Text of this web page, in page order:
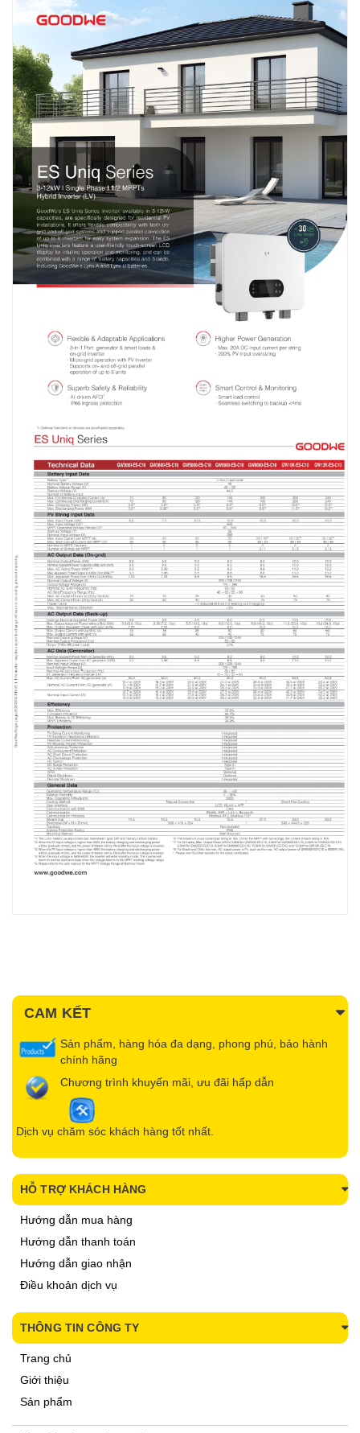
CAM KẾT
Sản phẩm, hàng hóa đa dạng, phong phú, bảo hành
chính hãng
Chương trình khuyến mãi, ưu đãi hấp dẫn
Dịch vụ chăm sóc khách hàng tốt nhất.
HỖ TRỢ KHÁCH HÀNG
Hướng dẫn mua hàng
Hướng dẫn thanh toán
Hướng dẫn giao nhận
Điều khoản dịch vụ
THÔNG TIN CÔNG TY
Trang chủ
Giới thiệu
Sản phẩm